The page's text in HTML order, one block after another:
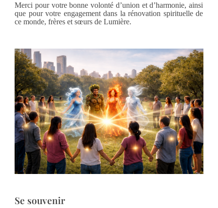
Merci pour votre bonne volonté d’union et d’harmonie, ainsi
que pour votre engagement dans la rénovation spirituelle de
ce monde, frères et sœurs de Lumière.
Se souvenir